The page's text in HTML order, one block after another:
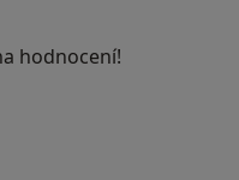
účet byl odstraněn
hodnocení!